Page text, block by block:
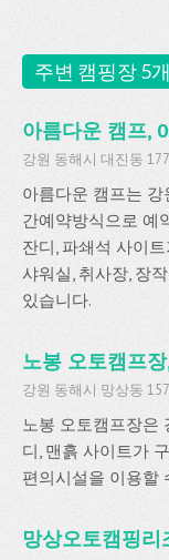
주변 캠핑장 5개
아름다운 캠프,
강원 동해시 대진동
아름다운 캠프는
간예약방식으로 예
잔디, 파쇄석 사이
샤워실, 취사장, 장
있습니다.
노봉 오토캠프
강원 동해시 망상동
노봉 오토캠프장은
디, 맨흙 사이트가
편의시설을 이용할
망상오토캠핑리